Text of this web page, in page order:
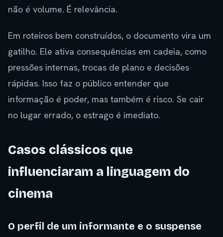
não é volume. É relevância.
Em roteiros bem construídos, o documento vira um
gatilho. Ele ativa consequências em cadeia, como
pressões internas, trocas de plano e decisões
rápidas. Isso faz o público entender que
informação é poder, mas também é risco. Se cair
no lugar errado, o estrago é imediato.
Casos clássicos que
influenciaram a linguagem do
cinema
O perfil de um informante e o suspense